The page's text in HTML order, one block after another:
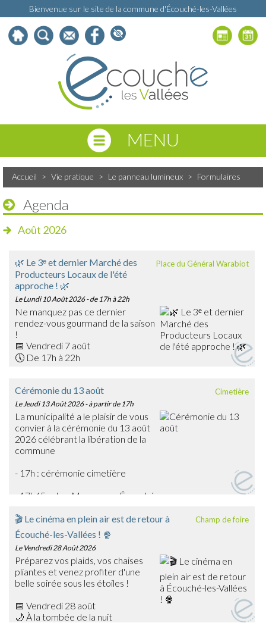
Bienvenue sur le site de la commune d'Écouché-les-Vallées
MENU
Accueil > Vie pratique > Le panneau lumineux > Formulaires
Agenda
Août 2026
Place du Général Warabiot
🌿 Le 3ᵉ et dernier Marché des
Producteurs Locaux de l'été
approche ! 🌿
Le Lundi 10 Août 2026- de 17h à 22h
Ne manquez pas ce dernier
rendez-vous gourmand de la saison
!
📅 Vendredi 7 août
🕔 De 17h à 22h
savoir-faire et faire le plein de produits frais, artisanaux et
de saison : confitures, boissons, œufs, légumes,
gourmandises… et bien d'autres trésors du terroir !
🎶 La soirée sera également animée en musique par
Emmanuel Toutain, pour une ambiance festive et
chaleureuse.
un agréable moment en famille ou entre amis et soutenir
➡️ On vous attend nombreux pour clôturer en beauté
cette belle saison des marchés !
Cimetière
Cérémonie du 13 août
Le Jeudi 13 Août 2026- à partir de 17h
La municipalité a le plaisir de vous
convier à la cérémonie du 13 août
2026 célébrant la libération de la
commune
- 17h : cérémonie cimetière
- 17h45 : char Massaoua - Écouché
Champ de foire
🎬 Le cinéma en plein air est de retour à
Écouché-les-Vallées ! 🍿
Le Vendredi 28 Août 2026
Préparez vos plaids, vos chaises
pliantes et venez profiter d'une
belle soirée sous les étoiles !
📅 Vendredi 28 août
🌙 À la tombée de la nuit